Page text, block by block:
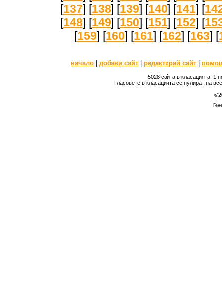
[137] [138] [139] [140] [141] [
[148] [149] [150] [151] [152] [
[159] [160] [161] [162] [163] [
начало | добави сайт | редактирай сайт |
5028 сайта в класацията, 1
Гласовете в класацията се нулират на